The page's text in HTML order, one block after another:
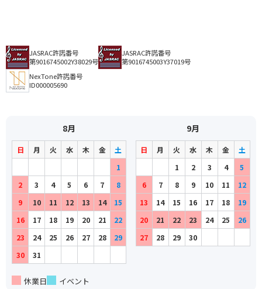
JASRAC許諾番号
第9016745002Y38029号
JASRAC許諾番号
第9016745003Y37019号
NexTone許諾番号
ID000005690
8月
日 月 火 水 木 金
土
1
2
3 4 5 6 7
8
9
10 11 12 13 14
15
16
17 18 19 20 21
22
23
24 25 26 27 28
29
30
31
9月
日 月 火 水 木 金
土
1
2 3 4
5
6
7 8 9 10 11
12
13
14 15 16 17 18
19
20
21 22 23 24 25
26
27
28 29 30
休業日 イベント